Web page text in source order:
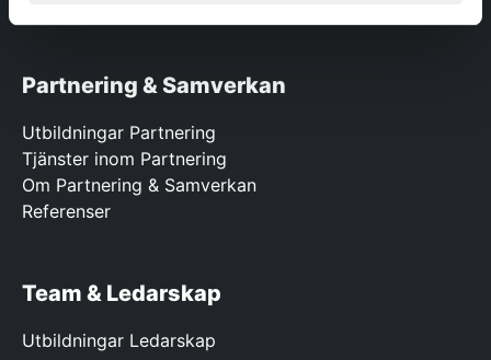
Partnering & Samverkan
Utbildningar Partnering
Tjänster inom Partnering
Om Partnering & Samverkan
Referenser
Team & Ledarskap
Utbildningar Ledarskap